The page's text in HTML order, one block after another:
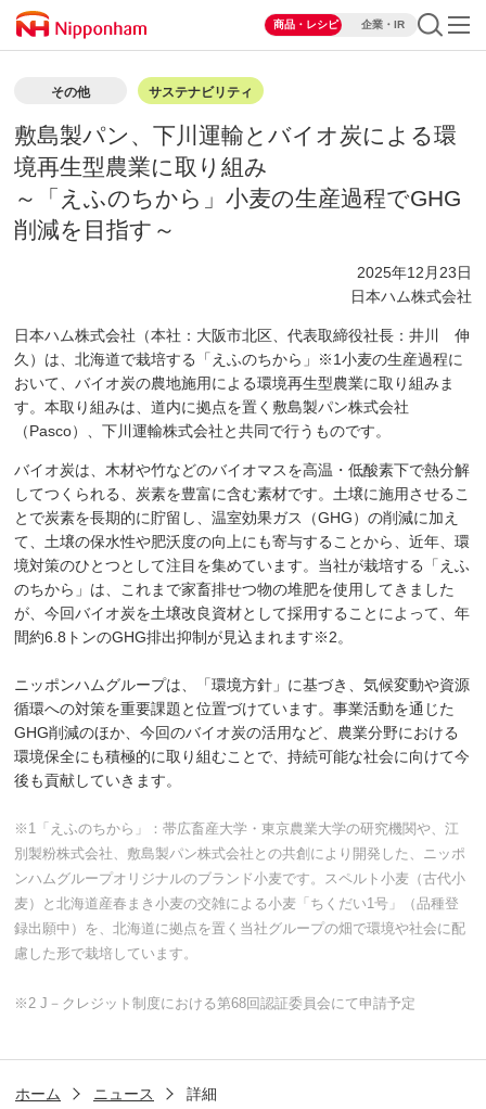
商品・レシピ 企業・IR
その他 サステナビリティ
敷島製パン、下川運輸とバイオ炭による環
境再生型農業に取り組み
～「えふのちから」小麦の生産過程でGHG
削減を目指す～
2025年12月23日
日本ハム株式会社
日本ハム株式会社（本社：大阪市北区、代表取締役社長：井川 伸
久）は、北海道で栽培する「えふのちから」※1小麦の生産過程に
おいて、バイオ炭の農地施用による環境再生型農業に取り組みま
す。本取り組みは、道内に拠点を置く敷島製パン株式会社
（Pasco）、下川運輸株式会社と共同で行うものです。
バイオ炭は、木材や竹などのバイオマスを高温・低酸素下で熱分解
してつくられる、炭素を豊富に含む素材です。土壌に施用させるこ
とで炭素を長期的に貯留し、温室効果ガス（GHG）の削減に加え
て、土壌の保水性や肥沃度の向上にも寄与することから、近年、環
境対策のひとつとして注目を集めています。当社が栽培する「えふ
のちから」は、これまで家畜排せつ物の堆肥を使用してきました
が、今回バイオ炭を土壌改良資材として採用することによって、年
間約6.8トンのGHG排出抑制が見込まれます※2。
ニッポンハムグループは、「環境方針」に基づき、気候変動や資源
循環への対策を重要課題と位置づけています。事業活動を通じた
GHG削減のほか、今回のバイオ炭の活用など、農業分野における
環境保全にも積極的に取り組むことで、持続可能な社会に向けて今
後も貢献していきます。
※1「えふのちから」：帯広畜産大学・東京農業大学の研究機関や、江
別製粉株式会社、敷島製パン株式会社との共創により開発した、ニッポ
ンハムグループオリジナルのブランド小麦です。スペルト小麦（古代小
麦）と北海道産春まき小麦の交雑による小麦「ちくだい1号」（品種登
録出願中）を、北海道に拠点を置く当社グループの畑で環境や社会に配
慮した形で栽培しています。
※2 J－クレジット制度における第68回認証委員会にて申請予定
ホーム ニュース 詳細